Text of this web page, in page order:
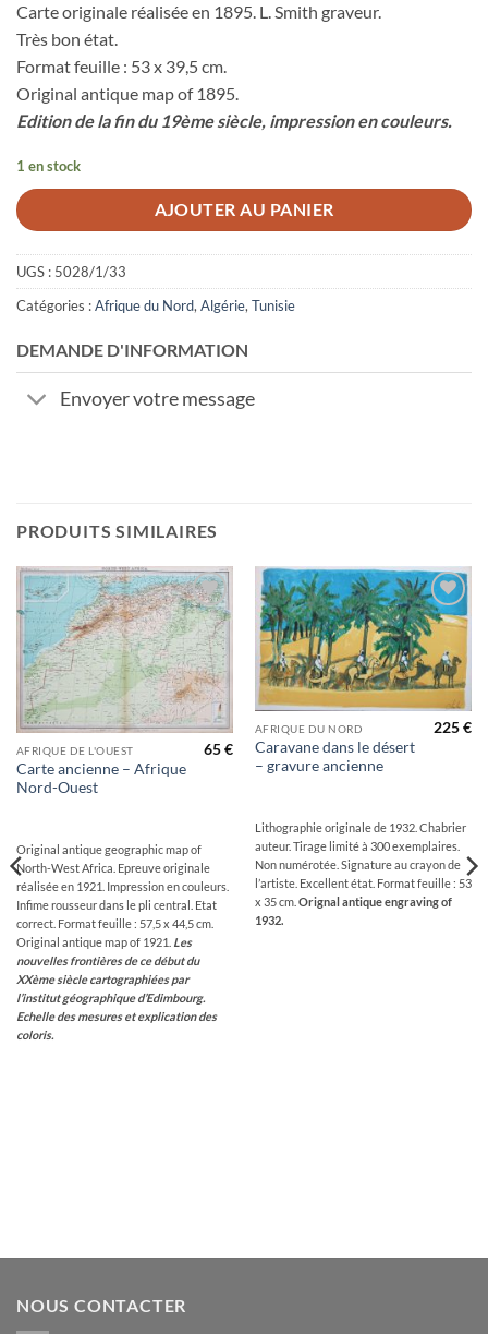
Carte originale réalisée en 1895. L. Smith graveur.
Très bon état.
Format feuille : 53 x 39,5 cm.
Original antique map of 1895.
Edition de la fin du 19ème siècle, impression en couleurs.
1 en stock
AJOUTER AU PANIER
UGS : 5028/1/33
Catégories :Afrique du Nord, Algérie, Tunisie
DEMANDE D'INFORMATION
Envoyer votre message
PRODUITS SIMILAIRES
Ajouter
à la
wishlist
AFRIQUE DE L'OUEST
Carte ancienne – Afrique
Nord-Ouest
65€
Original antique geographic map of
North-West Africa. Epreuve originale
réalisée en 1921. Impression en couleurs.
Infime rousseur dans le pli central. Etat
correct. Format feuille : 57,5 x 44,5 cm.
Original antique map of 1921. Les
nouvelles frontières de ce début du
XXème siècle cartographiées par
l’institut géographique d’Edimbourg.
Echelle des mesures et explication des
coloris.
Ajouter
à la
wishlist
AFRIQUE DU NORD
Caravane dans le désert
– gravure ancienne
225€
Lithographie originale de 1932. Chabrier
auteur. Tirage limité à 300 exemplaires.
Non numérotée. Signature au crayon de
l’artiste. Excellent état. Format feuille : 53
x 35 cm. Orignal antique engraving of
1932.
NOUS CONTACTER